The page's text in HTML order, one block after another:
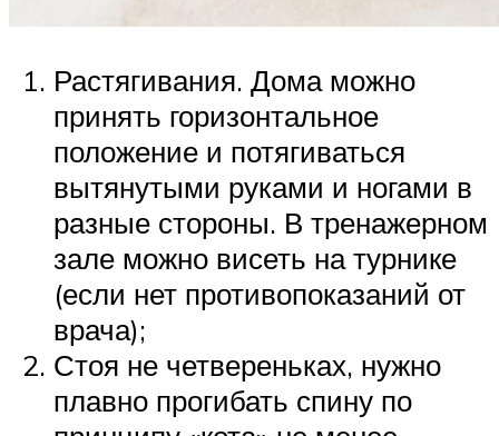
Растягивания. Дома можно
принять горизонтальное
положение и потягиваться
вытянутыми руками и ногами в
разные стороны. В тренажерном
зале можно висеть на турнике
(если нет противопоказаний от
врача);
Стоя не четвереньках, нужно
плавно прогибать спину по